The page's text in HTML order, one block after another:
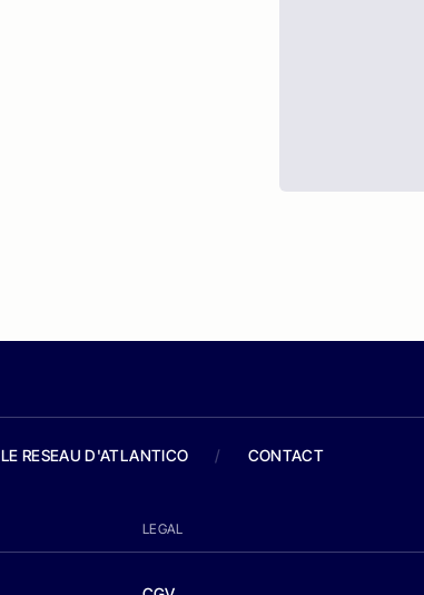
LE RESEAU D'ATLANTICO / CONTACT
LEGAL